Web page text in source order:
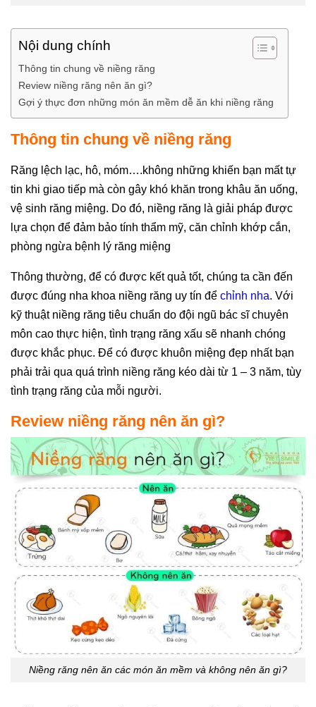
Nội dung chính
Thông tin chung về niềng răng
Review niềng răng nên ăn gì?
Gợi ý thực đơn những món ăn mềm dễ ăn khi niềng răng
Thông tin chung về niềng răng
Răng lệch lạc, hô, móm….không những khiến bạn mất tự
tin khi giao tiếp mà còn gây khó khăn trong khâu ăn uống,
vệ sinh răng miệng. Do đó, niềng răng là giải pháp được
lựa chọn để đảm bảo tính thẩm mỹ, căn chỉnh khớp cắn,
phòng ngừa bệnh lý răng miệng
Thông thường, để có được kết quả tốt, chúng ta cần đến
được đúng nha khoa niềng răng uy tín để chỉnh nha. Với
kỹ thuật niềng răng tiêu chuẩn do đội ngũ bác sĩ chuyên
môn cao thực hiện, tình trạng răng xấu sẽ nhanh chóng
được khắc phục. Để có được khuôn miệng đẹp nhất bạn
phải trải qua quá trình niềng răng kéo dài từ 1 – 3 năm, tùy
tình trạng răng của mỗi người.
Review niềng răng nên ăn gì?
Niềng răng nên ăn các món ăn mềm và không nên ăn gì?